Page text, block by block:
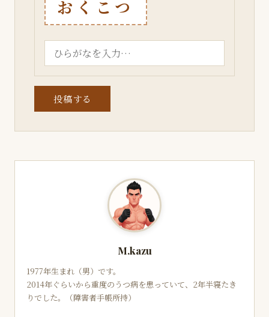
おくこつ
投稿する
M.kazu
1977年生まれ（男）です。
2014年ぐらいから重度のうつ病を患っていて、2年半寝たき
りでした。（障害者手帳所持）